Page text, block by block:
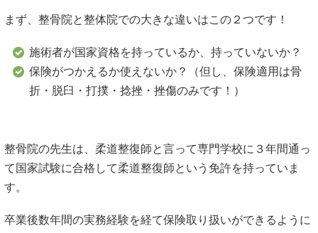
まず、整骨院と整体院での大きな違いはこの２つです！
施術者が国家資格を持っているか、持っていないか？
保険がつかえるか使えないか？（但し、保険適用は骨
折・脱臼・打撲・捻挫・挫傷のみです！）
整骨院の先生は、柔道整復師と言って専門学校に３年間通っ
て国家試験に合格して柔道整復師という免許を持っていま
す。
卒業後数年間の実務経験を経て保険取り扱いができるように